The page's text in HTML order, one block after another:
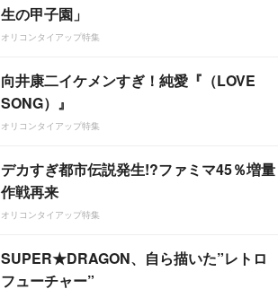
生の甲子園」
オリコンタイアップ特集
向井康二イケメンすぎ！純愛『（LOVE
SONG）』
オリコンタイアップ特集
デカすぎ都市伝説発生!?ファミマ45％増量
作戦再来
オリコンタイアップ特集
SUPER★DRAGON、自ら描いた”レトロ
フューチャー”